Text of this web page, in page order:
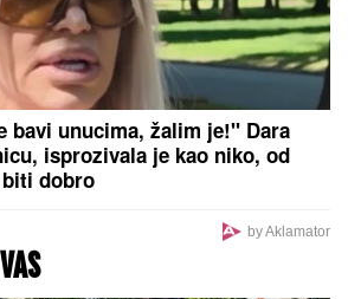
bavi unucima, žalim je!" Dara
isprozivala je kao niko, od
dobro
by Aklamator